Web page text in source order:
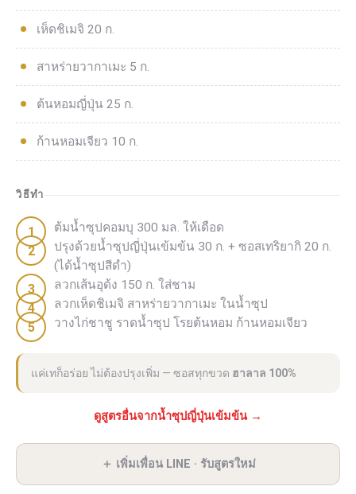
เห็ดชิเมจิ 20 ก.
สาหร่ายวากาเมะ 5 ก.
ต้นหอมญี่ปุ่น 25 ก.
ก้านหอมเจียว 10 ก.
วิธีทำ
ต้มน้ำซุปคอมบุ 300 มล. ให้เดือด
ปรุงด้วยน้ำซุปญี่ปุ่นเข้มข้น 30 ก. + ซอสเทริยากิ 20 ก.
(ได้น้ำซุปสีดำ)
ลวกเส้นอุด้ง 150 ก. ใส่ชาม
ลวกเห็ดชิเมจิ สาหร่ายวากาเมะ ในน้ำซุป
วางไก่ชาชู ราดน้ำซุป โรยต้นหอม ก้านหอมเจียว
แค่เทก็อร่อย ไม่ต้องปรุงเพิ่ม — ซอสทุกขวด ฮาลาล 100%
ดูสูตรอื่นจากน้ำซุปญี่ปุ่นเข้มข้น →
＋ เพิ่มเพื่อน LINE · รับสูตรใหม่